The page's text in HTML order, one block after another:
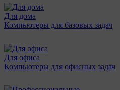
Для дома
Компьютеры для базовых задач
Для офиса
Компьютеры для офисных задач